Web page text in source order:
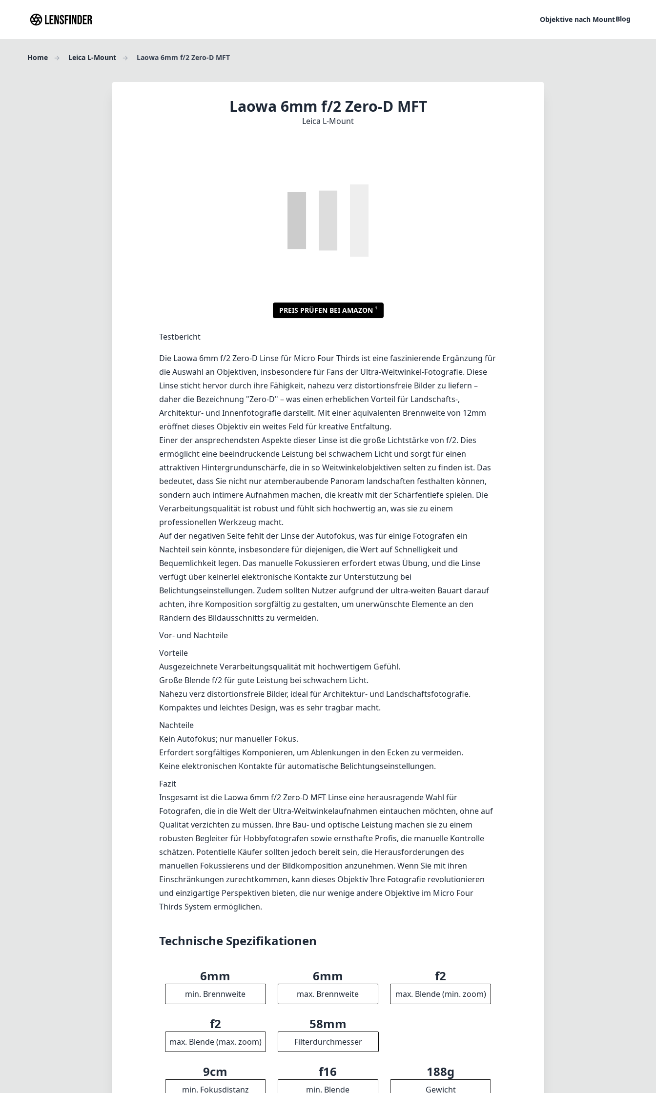
Objektive nach MountBlog
Home Leica L-Mount Laowa 6mm f/2 Zero-D MFT
Laowa 6mm f/2 Zero-D MFT
Leica L-Mount
die Auswahl an Objektiven, insbesondere für Fans der Ultra-Weitwinkel-Fotografie. Diese
eröffnet dieses Objektiv ein weites Feld für kreative Entfaltung.
Einer der ansprechendsten Aspekte dieser Linse ist die große Lichtstärke von f/2. Dies
attraktiven Hintergrundunschärfe, die in so Weitwinkelobjektiven selten zu finden ist. Das
bedeutet, dass Sie nicht nur atemberaubende Panoram landschaften festhalten können,
sondern auch intimere Aufnahmen machen, die kreativ mit der Schärfentiefe spielen. Die
Verarbeitungsqualität ist robust und fühlt sich hochwertig an, was sie zu einem
professionellen Werkzeug macht.
Auf der negativen Seite fehlt der Linse der Autofokus, was für einige Fotografen ein
Nachteil sein könnte, insbesondere für diejenigen, die Wert auf Schnelligkeit und
Bequemlichkeit legen. Das manuelle Fokussieren erfordert etwas Übung, und die Linse
verfügt über keinerlei elektronische Kontakte zur Unterstützung bei
Belichtungseinstellungen. Zudem sollten Nutzer aufgrund der ultra-weiten Bauart darauf
achten, ihre Komposition sorgfältig zu gestalten, um unerwünschte Elemente an den
Rändern des Bildausschnitts zu vermeiden.
Vor- und Nachteile
Vorteile
Ausgezeichnete Verarbeitungsqualität mit hochwertigem Gefühl.
Große Blende f/2 für gute Leistung bei schwachem Licht.
Nahezu verz distortionsfreie Bilder, ideal für Architektur- und Landschaftsfotografie.
Kompaktes und leichtes Design, was es sehr tragbar macht.
Nachteile
Kein Autofokus; nur manueller Fokus.
Keine elektronischen Kontakte für automatische Belichtungseinstellungen.
Fazit
Insgesamt ist die Laowa 6mm f/2 Zero-D MFT Linse eine herausragende Wahl für
Fotografen, die in die Welt der Ultra-Weitwinkelaufnahmen eintauchen möchten, ohne auf
Qualität verzichten zu müssen. Ihre Bau- und optische Leistung machen sie zu einem
robusten Begleiter für Hobbyfotografen sowie ernsthafte Profis, die manuelle Kontrolle
schätzen. Potentielle Käufer sollten jedoch bereit sein, die Herausforderungen des
manuellen Fokussierens und der Bildkomposition anzunehmen. Wenn Sie mit ihren
Einschränkungen zurechtkommen, kann dieses Objektiv Ihre Fotografie revolutionieren
und einzigartige Perspektiven bieten, die nur wenige andere Objektive im Micro Four
Thirds System ermöglichen.
Technische Spezifikationen
6mm
min. Brennweite
6mm
max. Brennweite
f2
max. Blende (min. zoom)
f2 58mm
9cm
13 9 52mm
61mm